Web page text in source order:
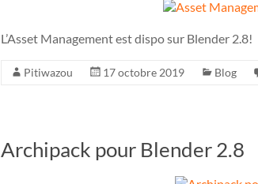
L’Asset Management est dispo sur Blender 2.8!
Pitiwazou 17 octobre 2019 Blog
Archipack pour Blender 2.8